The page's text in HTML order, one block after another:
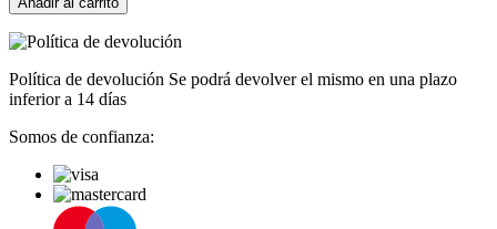
Política de devolución Se podrá devolver el mismo en una plazo
inferior a 14 días
Somos de confianza: